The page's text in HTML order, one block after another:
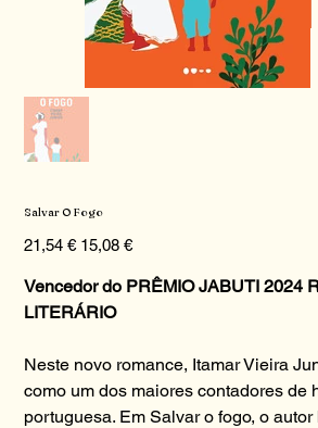
Salvar O Fogo
Preço
original
21,54 €
Preço
promocional
15,08 €
Vencedor do PRÊMIO JABUTI 2024
LITERÁRIO
Neste novo romance, Itamar Vieira
como um dos maiores contadores de
portuguesa. Em Salvar o fogo, o